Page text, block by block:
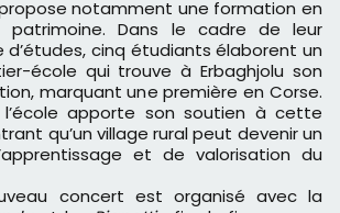
notamment une formation en
patrimoine. Dans le cadre de leur
d’études, cinq étudiants élaborent un
école qui trouve à Erbaghjolu son
marquant une première en Corse.
apporte son soutien à cette
qu’un village rural peut devenir un
et de valorisation du
concert est organisé avec la